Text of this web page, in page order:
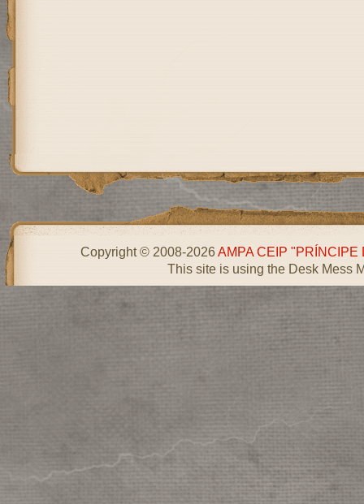
Copyright © 2008-2026AMPA CEIP "PRÍNCIPE
This site is using the Desk Mess